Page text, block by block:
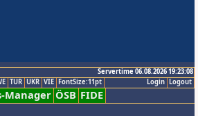
Servertime 06.08.2026 19:23:08
Logout
Login
TUR UKR VIE FontSize:11pt
Manager ÖSB FIDE